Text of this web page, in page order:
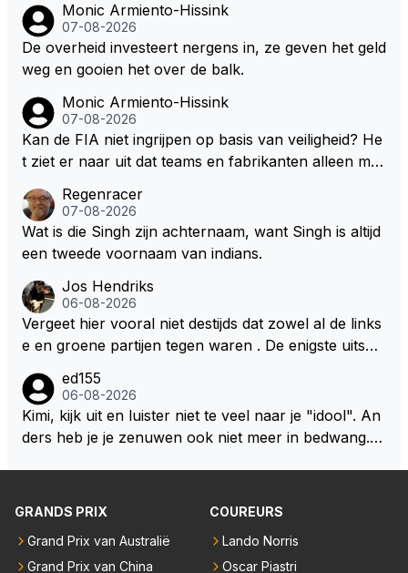
dat maakt sponsorcontracten een stuk makkelijker
maar ik snap nog beter dat Max voor zichzelf geen
enkele deur wil dichtgooien, zeker niet met deze "tr
ut" auto's. Als laatste denk ik dat Max donders goed
weet hoe bij andere teams de hazen lopen en wat hij
nu heeft bij Red Bull. Dat het gras niet overal even g
roen is hoef je hem niet te vertellen.
aakt hoe deze standpunten c.q. opvattingen zijn ver
deeld. Ik bedoel, hoeveel coureurs, 2, 8 of meer? E
n hoeveel en welke teams? De coureurs hebben er
deel. Oh ja, welke? Het enige dat concreet is, is de m
edewerking van Pirelli. In mijn ogen wordt het daard
oor lastig om de juiste context te bepalen. Maar welli
Monic Armiento-Hissink
07-08-2026
De overheid investeert nergens in, ze geven het geld
weg en gooien het over de balk.
Monic Armiento-Hissink
07-08-2026
Kan de FIA niet ingrijpen op basis van veiligheid? He
t ziet er naar uit dat teams en fabrikanten alleen ma
hun coureurs op de laatste plaats komt. Eigenlijk he
bben coureurs maar weinig te vertellen over hun ve
iligheid, er wordt toch niet naar ze geluisterd.
Regenracer
07-08-2026
Wat is die Singh zijn achternaam, want Singh is altijd
een tweede voornaam van indians.
Jos Hendriks
06-08-2026
Vergeet hier vooral niet destijds dat zowel al de links
e en groene partijen tegen waren . De enigste uitspr
over dan kunnen ze hun eigen uitlaat gassen inade
men maar niet wetende was dat de F1 motor schone
r is dan een normale auto. Dus denk echt niet dat de
ed155
06-08-2026
Kimi, kijk uit en luister niet te veel naar je "idool". An
ders heb je je zenuwen ook niet meer in bedwang. Zi
GRANDS PRIX
Grand Prix van Australië
Grand Prix van China
COUREURS
Lando Norris
Oscar Piastri